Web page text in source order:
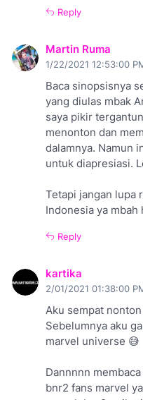
Reply
Martin Ruma
1/22/2021 12:53:00
Baca sinopsisnya
yang diulas mbak
saya pikir
menonton dan
dalamnya. Namun
untuk diapresiasi.
Tetapi jangan lupa
Indonesia ya mbah
Reply
kartika
2/01/2021 01:38:00
Aku sempat
Sebelumnya aku
marvel universe 😅
Dannnnn
bnr2 fans marvel